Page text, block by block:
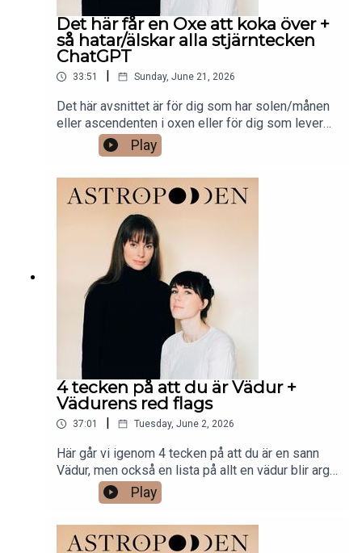
Det här får en Oxe att koka över +
så hatar/älskar alla stjärntecken
ChatGPT
33:51 | Sunday, June 21, 2026
Det här avsnittet är för dig som har solen/månen
eller ascendenten i oxen eller för dig som lever
med en oxe eller ja, alla ni som kommer i kontakt
med oxar. Vi går dessutom igenom en snabb lista
över vilka stjärntecken som hatar och älskar AI-
stöd.
Play
4 tecken på att du är Vädur +
Vädurens red flags
37:01 Tuesday, June 2, 2026
Här går vi igenom 4 tecken på att du är en sann
Vädur, men också en lista på allt en vädur blir arg
på och varningar ifall du är vädur och inte gör
dessa två avgörande grejer. Ett avsnitt för dig
som är vädur eller för dig som älskar människor
födda under vädurens stjärnbild!
Play